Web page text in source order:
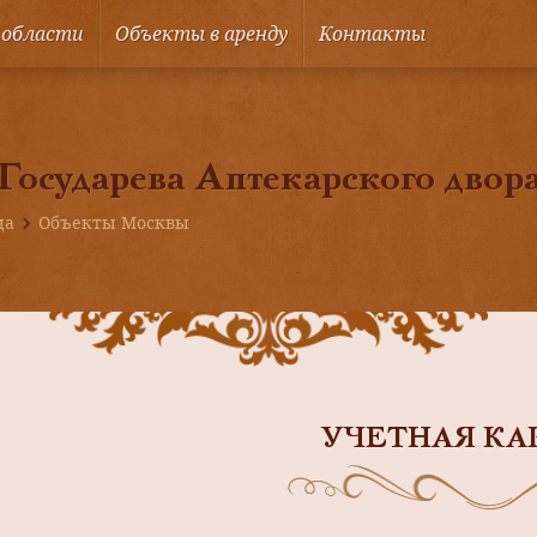
Объекты в аренду Контакты
Аптекарского
Объекты Москвы
УЧЕТНАЯ